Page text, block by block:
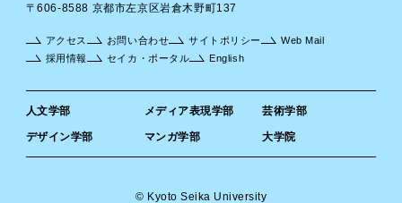
〒606-8588 京都市左京区岩倉木野町137
人文学部 メディア表現学部 芸術学部
デザイン学部 マンガ学部 大学院
アクセス お問い合わせ サイトポリシー
Web Mail
採用情報
セイカ・ポータル English
© Kyoto Seika University